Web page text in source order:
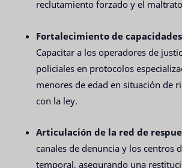
reclutamiento forzado y el
Fortalecimiento de
Capacitar a los operadores de
policiales en protocolos
menores de edad en situación de
con la ley.
Articulación de la red de
canales de denuncia y los centros
temporal, asegurando una